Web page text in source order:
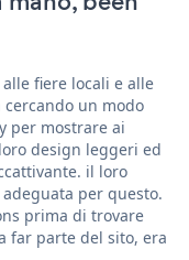
fiere locali e alle
un modo
per mostrare ai
design leggeri ed
il loro
per questo.
prima di trovare
far parte del sito, era